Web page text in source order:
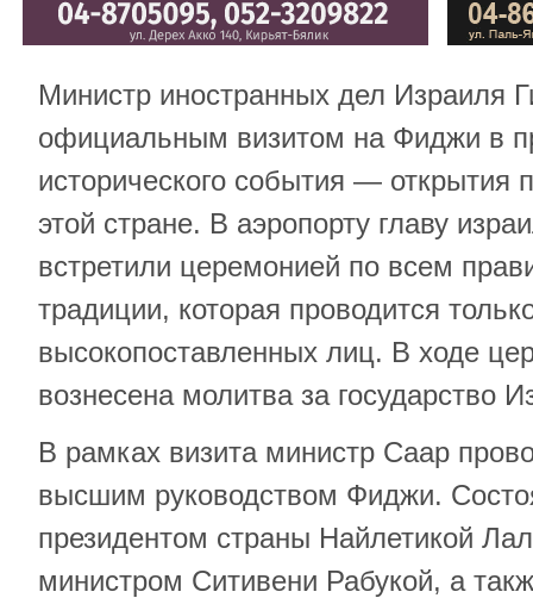
Министр иностранных дел Израиля
официальным визитом на Фиджи в
исторического события — открытия
этой стране. В аэропорту главу
встретили церемонией по всем
традиции, которая проводится
высокопоставленных лиц. В ходе
вознесена молитва за государство
В рамках визита министр Саар
высшим руководством Фиджи.
президентом страны Найлетикой
министром Ситивени Рабукой, а